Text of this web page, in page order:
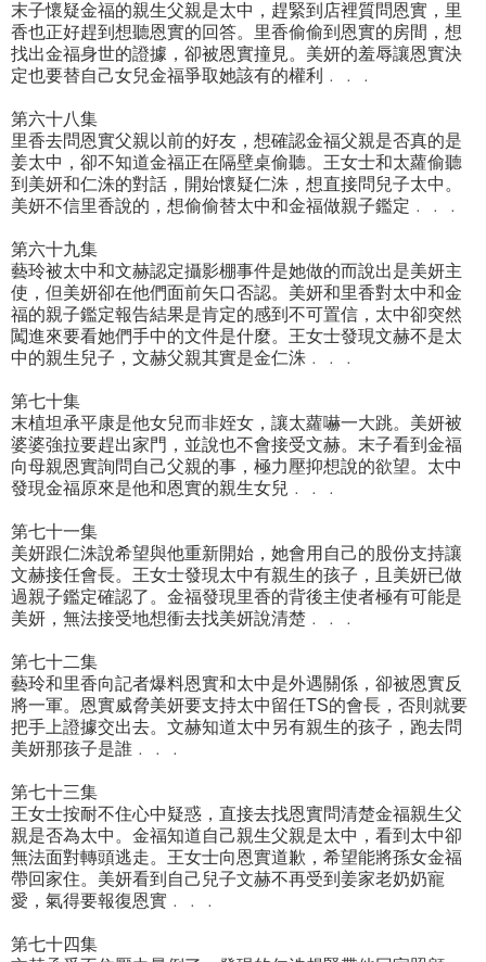
末子懷疑金福的親生父親是太中，趕緊到店裡質問恩實，里
香也正好趕到想聽恩實的回答。里香偷偷到恩實的房間，想
找出金福身世的證據，卻被恩實撞見。美妍的羞辱讓恩實決
定也要替自己女兒金福爭取她該有的權利﹒﹒﹒
第六十八集
里香去問恩實父親以前的好友，想確認金福父親是否真的是
姜太中，卻不知道金福正在隔壁桌偷聽。王女士和太蘿偷聽
到美妍和仁洙的對話，開始懷疑仁洙，想直接問兒子太中。
美妍不信里香說的，想偷偷替太中和金福做親子鑑定﹒﹒﹒
第六十九集
藝玲被太中和文赫認定攝影棚事件是她做的而說出是美妍主
使，但美妍卻在他們面前矢口否認。美妍和里香對太中和金
福的親子鑑定報告結果是肯定的感到不可置信，太中卻突然
闖進來要看她們手中的文件是什麼。王女士發現文赫不是太
中的親生兒子，文赫父親其實是金仁洙﹒﹒﹒
第七十集
末植坦承平康是他女兒而非姪女，讓太蘿嚇一大跳。美妍被
婆婆強拉要趕出家門，並說也不會接受文赫。末子看到金福
向母親恩實詢問自己父親的事，極力壓抑想說的欲望。太中
發現金福原來是他和恩實的親生女兒﹒﹒﹒
第七十一集
美妍跟仁洙說希望與他重新開始，她會用自己的股份支持讓
文赫接任會長。王女士發現太中有親生的孩子，且美妍已做
過親子鑑定確認了。金福發現里香的背後主使者極有可能是
美妍，無法接受地想衝去找美妍說清楚﹒﹒﹒
第七十二集
藝玲和里香向記者爆料恩實和太中是外遇關係，卻被恩實反
將一軍。恩實威脅美妍要支持太中留任TS的會長，否則就要
把手上證據交出去。文赫知道太中另有親生的孩子，跑去問
美妍那孩子是誰﹒﹒﹒
第七十三集
王女士按耐不住心中疑惑，直接去找恩實問清楚金福親生父
親是否為太中。金福知道自己親生父親是太中，看到太中卻
無法面對轉頭逃走。王女士向恩實道歉，希望能將孫女金福
帶回家住。美妍看到自己兒子文赫不再受到姜家老奶奶寵
愛，氣得要報復恩實﹒﹒﹒
第七十四集